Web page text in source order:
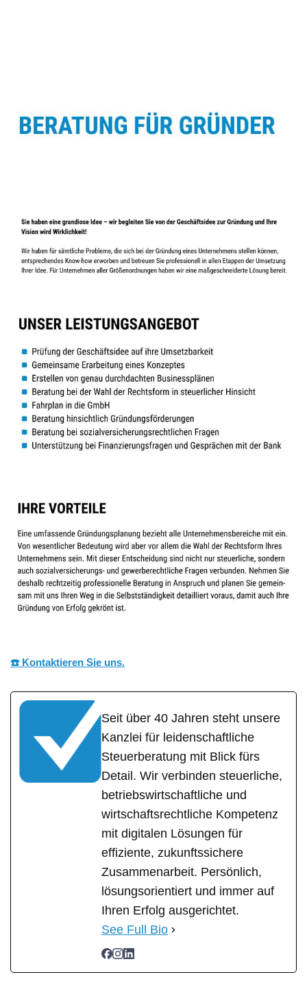
☎️ Kontaktieren Sie uns.
Seit über 40 Jahren steht unsere
Kanzlei für leidenschaftliche
Steuerberatung mit Blick fürs
Detail. Wir verbinden steuerliche,
betriebswirtschaftliche und
wirtschaftsrechtliche Kompetenz
mit digitalen Lösungen für
effiziente, zukunftssichere
Zusammenarbeit. Persönlich,
lösungsorientiert und immer auf
Ihren Erfolg ausgerichtet.
See Full Bio